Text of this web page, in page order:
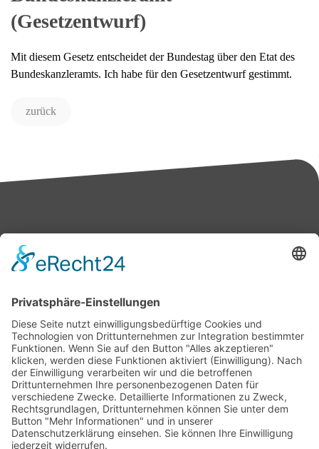
(Gesetzentwurf)
Mit diesem Gesetz entscheidet der Bundestag über den Etat des
Bundeskanzleramts. Ich habe für den Gesetzentwurf gestimmt.
zurück
Mitglied des Deutschen Bundestages
Presse & Downloads
Pressemitteilungen
Pressefotos
BASis Info
Newsletter-Abo